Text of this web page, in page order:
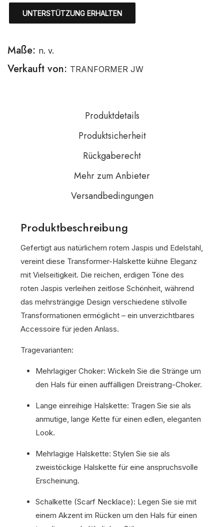
UNTERSTÜTZUNG ERHALTEN
Maße: n. v.
Verkauft von: TRANFORMER JW
Produktdetails
Produktsicherheit
Rückgaberecht
Mehr zum Anbieter
Versandbedingungen
Produktbeschreibung
Gefertigt aus natürlichem rotem Jaspis und Edelstahl,
vereint diese Transformer-Halskette kühne Eleganz
mit Vielseitigkeit. Die reichen, erdigen Töne des
roten Jaspis verleihen zeitlose Schönheit, während
das mehrsträngige Design verschiedene stilvolle
Transformationen ermöglicht – ein unverzichtbares
Accessoire für jeden Anlass.
Tragevarianten:
Mehrlagiger Choker: Wickeln Sie die Stränge um
den Hals für einen auffälligen Dreistrang-Choker.
Lange einreihige Halskette: Tragen Sie sie als
anmutige, lange Kette für einen edlen, eleganten
Look.
Mehrlagige Halskette: Stylen Sie sie als
zweistöckige Halskette für eine anspruchsvolle
Erscheinung.
Schalkette (Scarf Necklace): Legen Sie sie mit
einem Akzent im Rücken um den Hals für einen